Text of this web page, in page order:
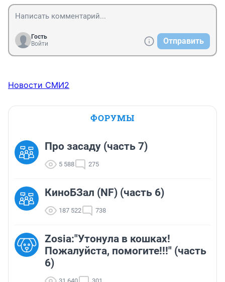
Гость
Войти
Отправить
Новости СМИ2
ФОРУМЫ
Про засаду (часть 7)
5 588 275
КиноБЗал (NF) (часть 6)
187 522 738
Zosia:"Утонула в кошках!
Пожалуйста, помогите!!!" (часть
6)